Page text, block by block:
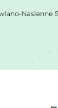
Nasienne